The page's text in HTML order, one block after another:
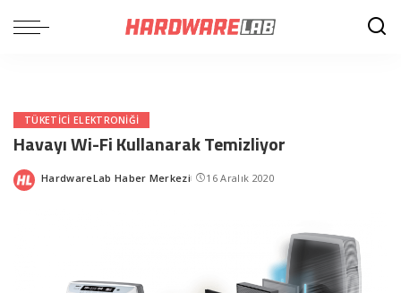
TÜKETICI ELEKTRONIĞI
Havayı Wi-Fi Kullanarak Temizliyor
Posted
HardwareLab Haber Merkezi 16 Aralık 2020